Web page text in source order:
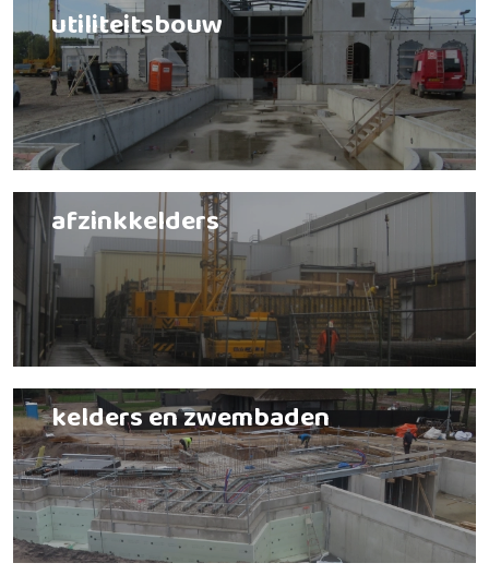
utiliteitsbouw
afzinkkelders
kelders en zwembaden